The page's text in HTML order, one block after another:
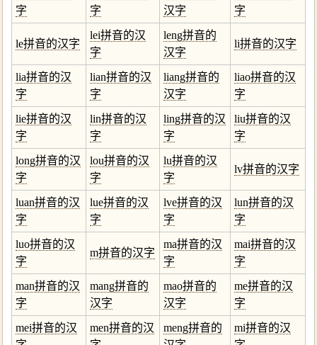
字
字
汉字
字
le拼音的汉字
lei拼音的汉
字
leng拼音的
汉字
li拼音的汉字
lia拼音的汉
字
lian拼音的汉
字
liang拼音的
汉字
liao拼音的汉
字
lie拼音的汉
字
lin拼音的汉
字
ling拼音的汉
字
liu拼音的汉
字
long拼音的汉
字
lou拼音的汉
字
lu拼音的汉
字
lv拼音的汉字
luan拼音的汉
字
lue拼音的汉
字
lve拼音的汉
字
lun拼音的汉
字
luo拼音的汉
字
m拼音的汉字
ma拼音的汉
字
mai拼音的汉
字
man拼音的汉
字
mang拼音的
汉字
mao拼音的
汉字
me拼音的汉
字
mei拼音的汉
men拼音的汉
meng拼音的
mi拼音的汉